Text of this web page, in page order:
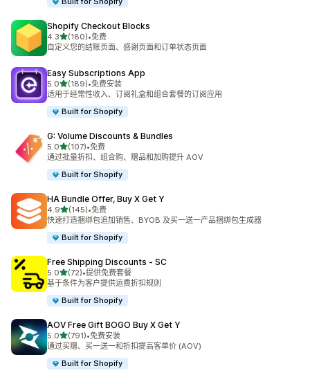
Shopify Checkout Blocks
4.3星（满分 5 星）
(180)
总共 180 条评论
•免费
自定义您的结账页面、感谢页面和订单状态页面
Easy Subscriptions App
5.0星（满分 5 星）
(189)
总共 189 条评论
•免费安装
适用于经常性收入、订阅礼盒和组合套餐的订阅应用
Built for Shopify
G: Volume Discounts & Bundles
5.0星（满分 5 星）
(107)
总共 107 条评论
•免费
通过批量折扣、组合购、赠品和加购提升 AOV
Built for Shopify
HA Bundle Offer, Buy X Get Y
4.9星（满分 5 星）
(145)
总共 145 条评论
•免费
快速打造捆绑包追加销售、BYOB 及买一送一产品捆绑包生成器
Built for Shopify
Free Shipping Discounts ‑ SC
5.0星（满分 5 星）
(72)
总共 72 条评论
•提供免费套餐
基于条件为客户提供运费折扣规则
Built for Shopify
AOV Free Gift BOGO Buy X Get Y
5.0星（满分 5 星）
(791)
总共 791 条评论
•免费安装
通过买赠、买一送一和折扣提高客单价 (AOV)
Built for Shopify